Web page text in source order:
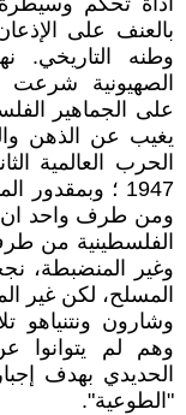
بالعنف على
وطنه التاريخي.
الصهيونية شرعت
يغيب عن الذهن
الحرب العالمية
1947 ؛
ومن طرف واحد ان
الفلسطينية من
وغير المنضبطة،
المسلح، لكن غير
وشارون ونتنياهو
وهم لم يتوانوا
الحديدي بهدف
"الطوعية".